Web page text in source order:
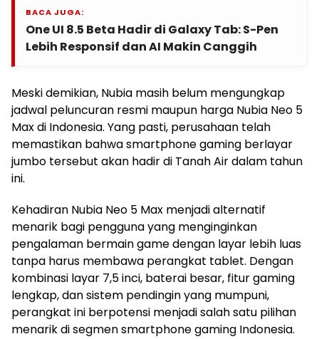
BACA JUGA:
One UI 8.5 Beta Hadir di Galaxy Tab: S-Pen
Lebih Responsif dan AI Makin Canggih
Meski demikian, Nubia masih belum mengungkap
jadwal peluncuran resmi maupun harga Nubia Neo 5
Max di Indonesia. Yang pasti, perusahaan telah
memastikan bahwa smartphone gaming berlayar
jumbo tersebut akan hadir di Tanah Air dalam tahun
ini.
Kehadiran Nubia Neo 5 Max menjadi alternatif
menarik bagi pengguna yang menginginkan
pengalaman bermain game dengan layar lebih luas
tanpa harus membawa perangkat tablet. Dengan
kombinasi layar 7,5 inci, baterai besar, fitur gaming
lengkap, dan sistem pendingin yang mumpuni,
perangkat ini berpotensi menjadi salah satu pilihan
menarik di segmen smartphone gaming Indonesia.